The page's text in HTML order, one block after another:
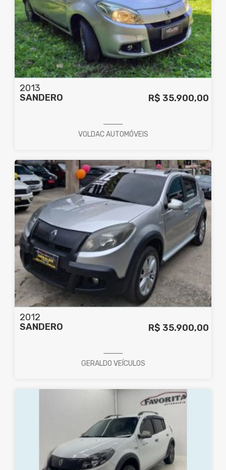
2013
SANDERO
R$ 35.900,00
VOLDAC AUTOMÓVEIS
2012
SANDERO
R$ 35.900,00
GERALDO VEÍCULOS